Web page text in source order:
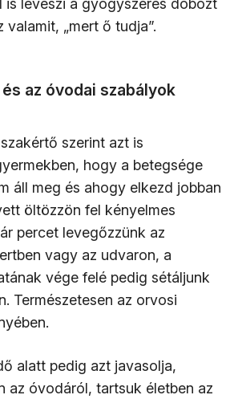
leveszi a gyógyszeres dobozt
valamit, „mert ő tudja”.
az óvodai szabályok
szerint azt is
hogy a betegsége
áll meg és ahogy elkezd jobban
öltözzön fel kényelmes
percet levegőzzünk az
vagy az udvaron, a
vége felé pedig sétáljunk
Természetesen az orvosi
alatt pedig azt javasolja,
az óvodáról, tartsuk életben az